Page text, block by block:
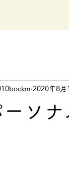
ーソ
2020年8月